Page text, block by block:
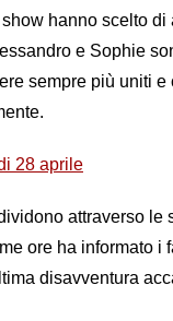
hanno scelto
e Sophie
sempre più uniti
28 aprile
attraverso le
ore ha informato i
disavventura